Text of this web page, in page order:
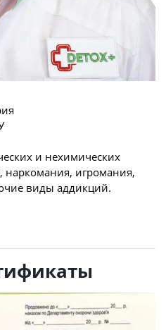
и нехимических
наркомания, игромания,
виды аддикций.